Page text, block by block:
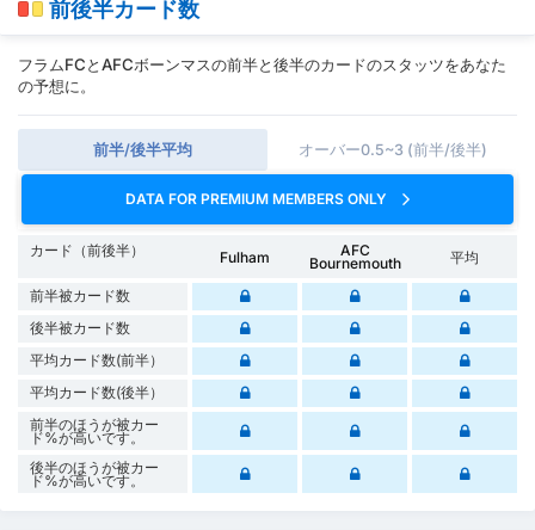
前後半カード数
フラムFCとAFCボーンマスの前半と後半のカードのスタッツをあなた
の予想に。
前半/後半平均 オーバー0.5~3 (前半/後半)
DATA FOR PREMIUM MEMBERS ONLY
カード（前後半） Fulham AFC
Bournemouth 平均
前半被カード数
後半被カード数
平均カード数(前半）
平均カード数(後半）
前半のほうが被カー
ド%が高いです。
後半のほうが被カー
ド%が高いです。